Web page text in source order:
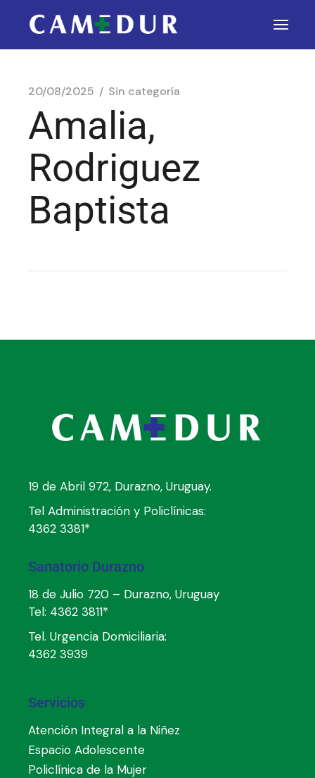
20/08/2025 Sin categoría
Amalia,
Rodriguez
Baptista
19 de Abril 972, Durazno, Uruguay.
Tel Administración y Policlínicas:
4362 3381*
Sanatorio Durazno
18 de Julio 720 – Durazno, Uruguay
Tel: 4362 3811*
Tel. Urgencia Domiciliaria:
4362 3939
Servicios
Atención Integral a la Niñez
Espacio Adolescente
Policlínica de la Mujer